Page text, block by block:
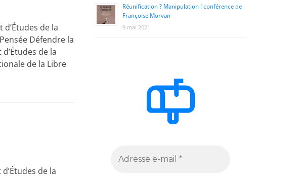
de la
Défendre la
de la
de la Libre
de la
Réunification ? Manipulation ! conférence de
Françoise Morvan
9 mai 2021